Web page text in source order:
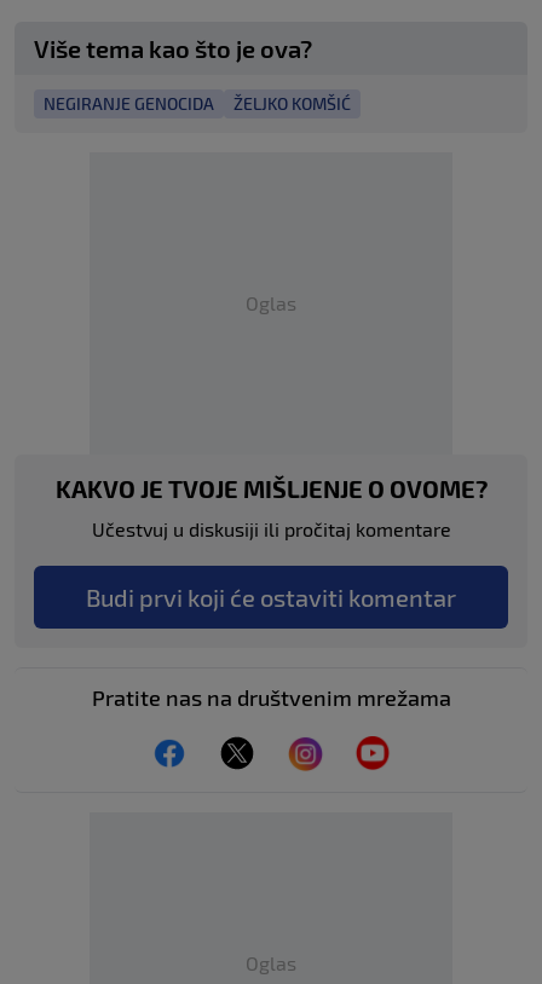
Više tema kao što je ova?
NEGIRANJE GENOCIDA ŽELJKO KOMŠIĆ
Oglas
KAKVO JE TVOJE MIŠLJENJE O OVOME?
Učestvuj u diskusiji ili pročitaj komentare
Budi prvi koji će ostaviti komentar
Pratite nas na društvenim mrežama
Oglas